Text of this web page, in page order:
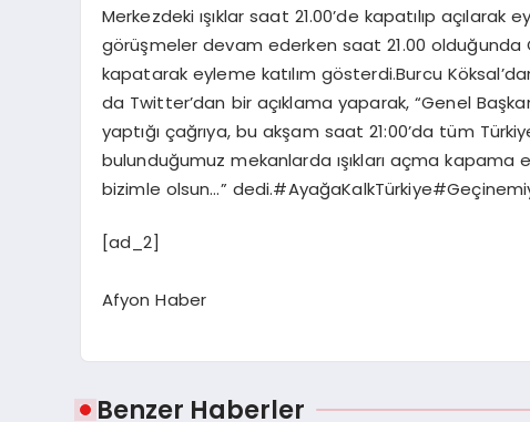
Merkezdeki ışıklar saat 21.00’de kapatılıp açılarak
görüşmeler devam ederken saat 21.00 olduğunda
kapatarak eyleme katılım gösterdi.Burcu
da Twitter’dan bir açıklama yaparak, “Genel
yaptığı çağrıya, bu akşam saat 21:00’da tüm
bulunduğumuz mekanlarda ışıkları açma kapama
bizimle olsun…”
[ad_2]
Afyon Haber
Benzer Haberler